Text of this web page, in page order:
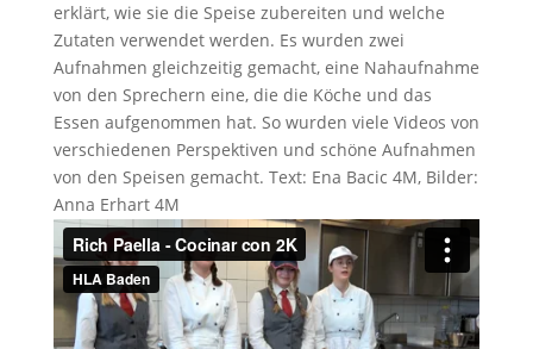
erklärt, wie sie die Speise zubereiten und welche
Zutaten verwendet werden. Es wurden zwei
Aufnahmen gleichzeitig gemacht, eine Nahaufnahme
von den Sprechern eine, die die Köche und das
Essen aufgenommen hat. So wurden viele Videos von
verschiedenen Perspektiven und schöne Aufnahmen
von den Speisen gemacht. Text: Ena Bacic 4M, Bilder:
Anna Erhart 4M